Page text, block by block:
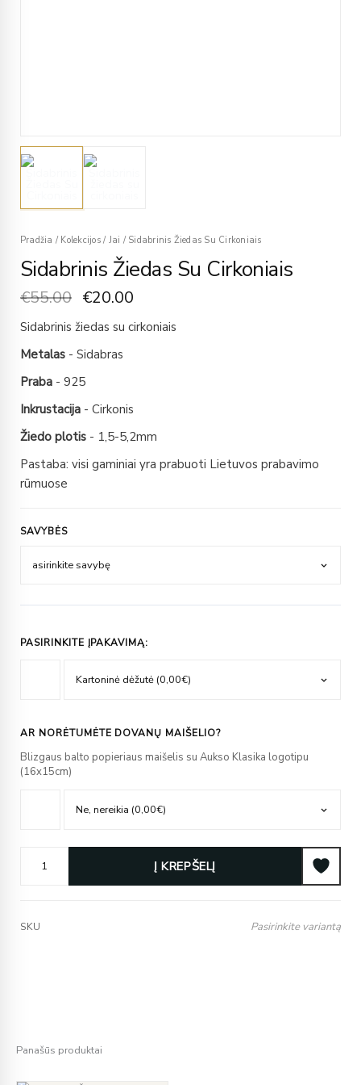
Pradžia / Kolekcijos / Jai /Sidabrinis Žiedas Su Cirkoniais
Sidabrinis Žiedas Su Cirkoniais
€55.00 €20.00
Sidabrinis žiedas su cirkoniais
Metalas - Sidabras
Praba - 925
Inkrustacija - Cirkonis
Žiedo plotis - 1,5-5,2mm
Pastaba: visi gaminiai yra prabuoti Lietuvos prabavimo
rūmuose
SAVYBĖS
PASIRINKITE ĮPAKAVIMĄ:
AR NORĖTUMĖTE DOVANŲ MAIŠELIO?
Blizgaus balto popieriaus maišelis su Aukso Klasika logotipu
(16x15cm)
Į KREPŠELĮ
SKU Pasirinkite variantą
Panašūs produktai